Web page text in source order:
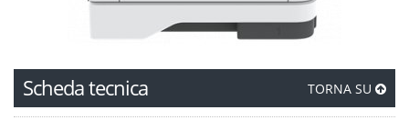
Scheda tecnica TORNA SU